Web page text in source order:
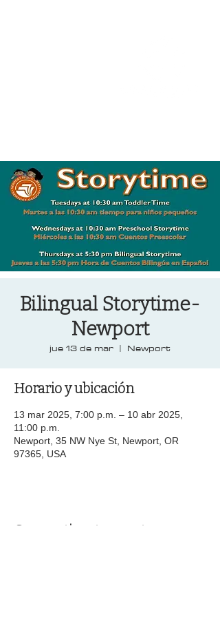
Bilingual Storytime-
Newport
jue 13 de mar
  |
Newport
Horario y ubicación
13 mar 2025, 7:00 p.m. – 10 abr 2025,
11:00 p.m.
Newport, 35 NW Nye St, Newport, OR
97365, USA
Compartir este evento